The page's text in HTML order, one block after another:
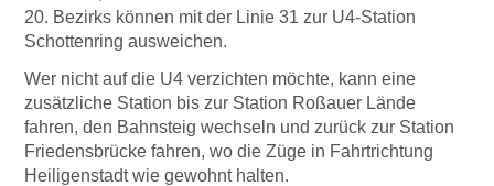
20. Bezirks können mit der Linie 31 zur U4-Station
Schottenring ausweichen.
Wer nicht auf die U4 verzichten möchte, kann eine
zusätzliche Station bis zur Station Roßauer Lände
fahren, den Bahnsteig wechseln und zurück zur Station
Friedensbrücke fahren, wo die Züge in Fahrtrichtung
Heiligenstadt wie gewohnt halten.